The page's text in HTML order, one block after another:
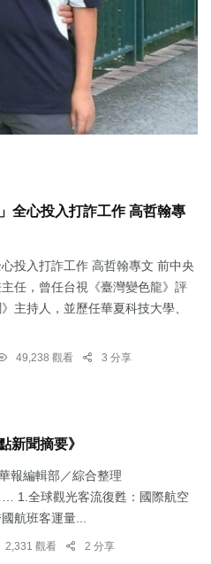
全心投入打詐工作 高哲翰專
投入打詐工作 高哲翰專文 前中央
任，曾任台視《臺灣變色龍》評
主持人，並歷任華夏科技大學、
49,238 觀看 3 分享
新聞摘要》
報編輯部／綜合整理
觀光客流復甦：國際航空
航班客運量...
2,331 觀看 2 分享